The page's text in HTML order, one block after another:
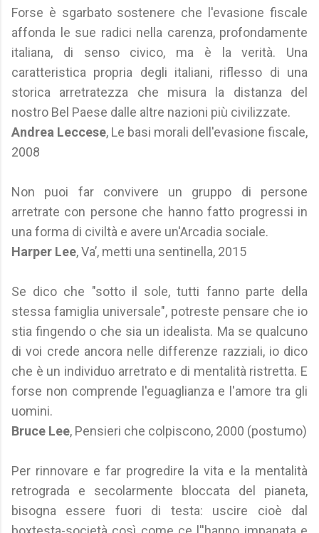
Forse è sgarbato sostenere che l'evasione fiscale
affonda le sue radici nella carenza, profondamente
italiana, di senso civico, ma è la verità. Una
caratteristica propria degli italiani, riflesso di una
storica arretratezza che misura la distanza del
nostro Bel Paese dalle altre nazioni più civilizzate.
Andrea Leccese, Le basi morali dell'evasione fiscale,
2008
Non puoi far convivere un gruppo di persone
arretrate con persone che hanno fatto progressi in
una forma di civiltà e avere un'Arcadia sociale.
Harper Lee, Va’, metti una sentinella, 2015
Se dico che "sotto il sole, tutti fanno parte della
stessa famiglia universale", potreste pensare che io
stia fingendo o che sia un idealista. Ma se qualcuno
di voi crede ancora nelle differenze razziali, io dico
che è un individuo arretrato e di mentalità ristretta. E
forse non comprende l'eguaglianza e l'amore tra gli
uomini.
Bruce Lee, Pensieri che colpiscono, 2000 (postumo)
Per rinnovare e far progredire la vita e la mentalità
retrograda e secolarmente bloccata del pianeta,
bisogna essere fuori di testa: uscire cioè dal